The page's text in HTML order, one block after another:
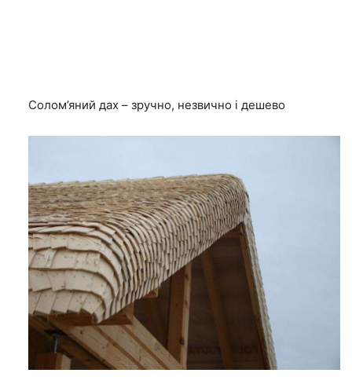
Солом’яний дах – зручно, незвично і дешево